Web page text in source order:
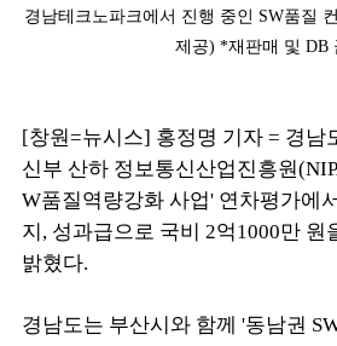
경남테크노파크에서 진행 중인 SW품질
제공) *재판매 및 DB
[창원=뉴시스] 홍정명 기자 = 경남
신부 산하 정보통신산업진흥원
W품질역량강화 사업' 연차평가에
지, 성과급으로 국비 2억1000만 원
밝혔다.
경남도는 부산시와 함께 '동남권